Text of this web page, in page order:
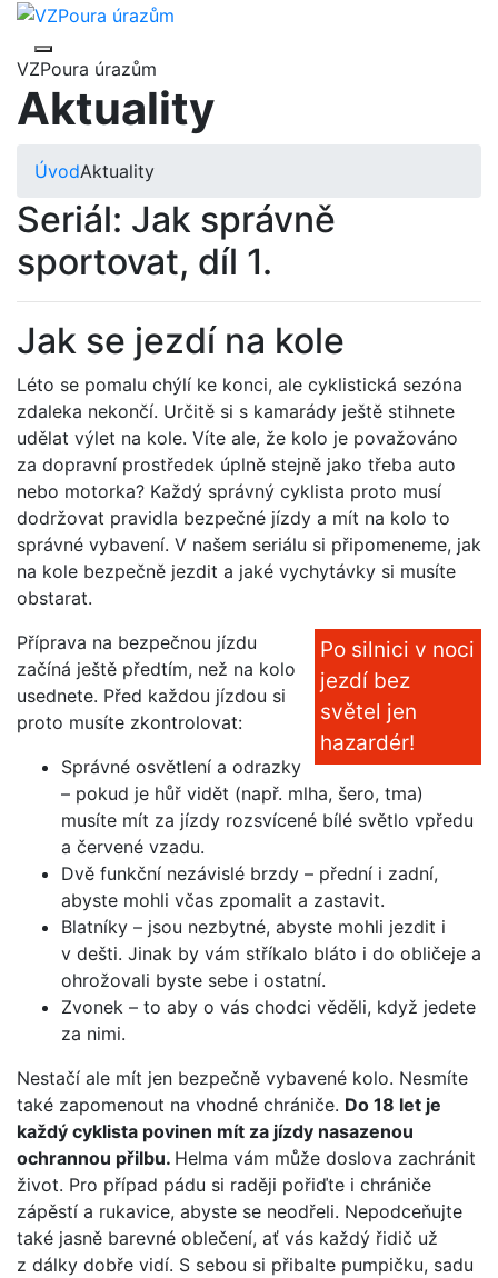
VZPoura úrazům
Aktuality
ÚvodAktuality
Seriál: Jak správně
sportovat, díl 1.
Jak se jezdí na kole
Léto se pomalu chýlí ke konci, ale cyklistická sezóna
zdaleka nekončí. Určitě si s kamarády ještě stihnete
udělat výlet na kole. Víte ale, že kolo je považováno
za dopravní prostředek úplně stejně jako třeba auto
nebo motorka? Každý správný cyklista proto musí
dodržovat pravidla bezpečné jízdy a mít na kolo to
správné vybavení. V našem seriálu si připomeneme, jak
na kole bezpečně jezdit a jaké vychytávky si musíte
obstarat.
Po silnici v noci
jezdí bez
světel jen
hazardér!
Příprava na bezpečnou jízdu
začíná ještě předtím, než na kolo
usednete. Před každou jízdou si
proto musíte zkontrolovat:
Správné osvětlení a odrazky
– pokud je hůř vidět (např. mlha, šero, tma)
musíte mít za jízdy rozsvícené bílé světlo vpředu
a červené vzadu.
Dvě funkční nezávislé brzdy – přední i zadní,
abyste mohli včas zpomalit a zastavit.
Blatníky – jsou nezbytné, abyste mohli jezdit i
v dešti. Jinak by vám stříkalo bláto i do obličeje a
ohrožovali byste sebe i ostatní.
Zvonek – to aby o vás chodci věděli, když jedete
za nimi.
Nestačí ale mít jen bezpečně vybavené kolo. Nesmíte
také zapomenout na vhodné chrániče. Do 18 let je
každý cyklista povinen mít za jízdy nasazenou
ochrannou přilbu. Helma vám může doslova zachránit
život. Pro případ pádu si raději pořiďte i chrániče
zápěstí a rukavice, abyste se neodřeli. Nepodceňujte
také jasně barevné oblečení, ať vás každý řidič už
z dálky dobře vidí. S sebou si přibalte pumpičku, sadu